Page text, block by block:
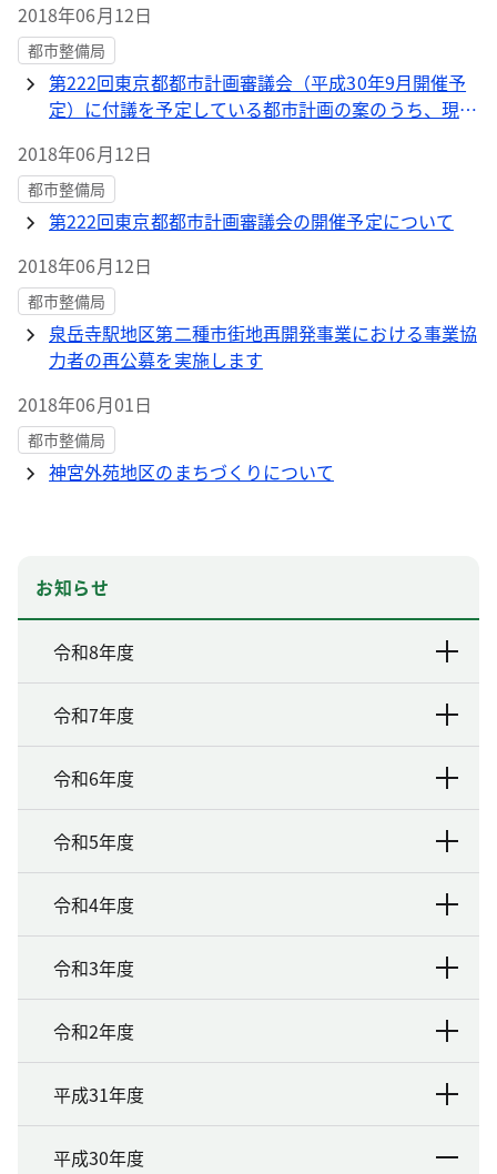
2018年06月12日
都市整備局
第222回東京都都市計画審議会（平成30年9月開催予
定）に付議を予定している都市計画の案のうち、現在
了しました
2018年06月12日
都市整備局
第222回東京都都市計画審議会の開催予定について
2018年06月12日
都市整備局
泉岳寺駅地区第二種市街地再開発事業における事業協
力者の再公募を実施します
2018年06月01日
都市整備局
神宮外苑地区のまちづくりについて
お知らせ
令和8年度
令和7年度
令和6年度
令和5年度
令和4年度
令和3年度
令和2年度
平成31年度
平成30年度